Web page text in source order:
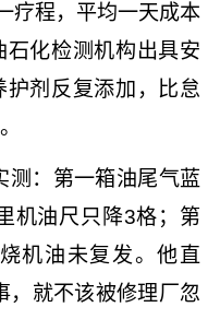
疗程，平均一天成本
化检测机构出具安
剂反复添加，比怠
测：第一箱油尾气蓝
机油尺只降3格；第
机油未复发。他直
，就不该被修理厂忽